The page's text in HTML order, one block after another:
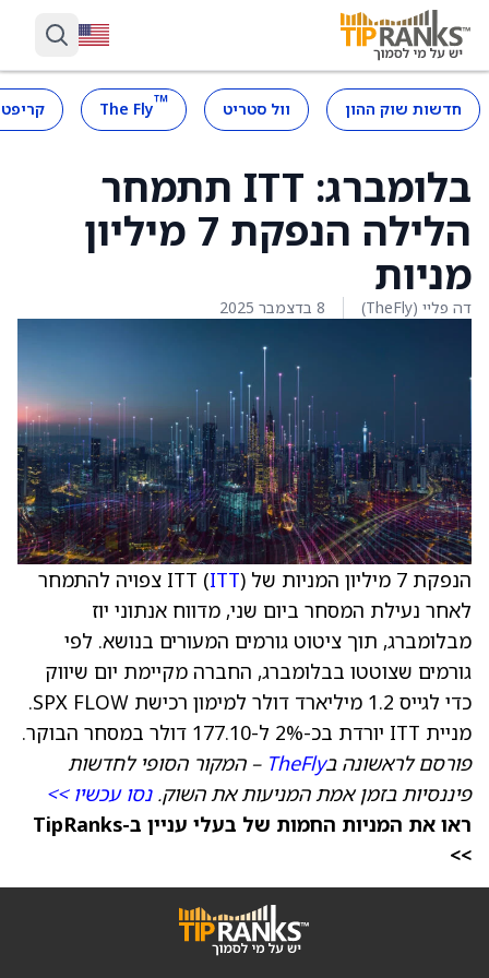
חדשות שוק ההון וול סטריט ™
The Fly
בלומברג: ITT תתמחר
הלילה הנפקת 7 מיליון
מניות
דה פליי (TheFly) 8 בדצמבר 2025
הנפקת 7 מיליון המניות של ITT ( ITT
) צפויה להתמחר
לאחר נעילת המסחר ביום שני, מדווח אנתוני יוז
מבלומברג, תוך ציטוט גורמים המעורים בנושא. לפי
גורמים שצוטטו בבלומברג, החברה מקיימת יום שיווק
כדי לגייס 1.2 מיליארד דולר למימון רכישת SPX FLOW.
מניית ITT יורדת בכ-2% ל-177.10 דולר במסחר הבוקר.
פורסם לראשונה בTheFly – המקור הסופי לחדשות
פיננסיות בזמן אמת המניעות את השוק.נסו עכשיו >>
ראו את המניות החמות של בעלי עניין ב-TipRanks
>>